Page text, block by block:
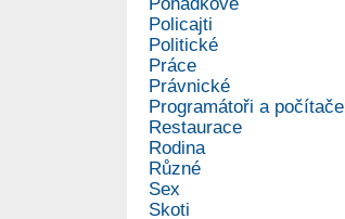
Policajti
Politické
Práce
Právnické
Programátoři a počítače
Restaurace
Rodina
Různé
Sex
Skoti